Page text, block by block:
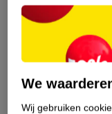
Bestel &
Aanvullende
We
Wij gebruiken